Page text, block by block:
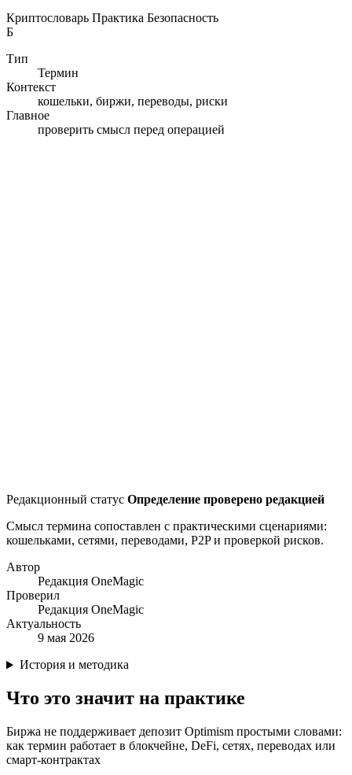
Криптословарь Практика Безопасность
Б
Тип
Термин
Контекст
кошельки, биржи, переводы, риски
Главное
проверить смысл перед операцией
Редакционный статус Определение проверено редакцией
Смысл термина сопоставлен с практическими сценариями:
кошельками, сетями, переводами, P2P и проверкой рисков.
Автор
Редакция OneMagic
Проверил
Редакция OneMagic
Актуальность
9 мая 2026
История и методика
Что это значит на практике
Биржа не поддерживает депозит Optimism простыми словами:
как термин работает в блокчейне, DeFi, сетях, переводах или
смарт-контрактах